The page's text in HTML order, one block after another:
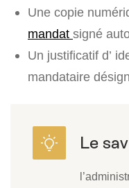
Une copie
mandat signé
Un justificatif d’
mandataire